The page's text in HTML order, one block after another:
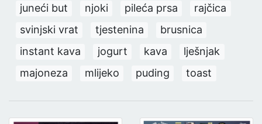
juneći but
njoki pileća prsa
rajčica
svinjski vrat
tjestenina
brusnica
instant kava
jogurt kava
lješnjak
majoneza
mlijeko puding toast